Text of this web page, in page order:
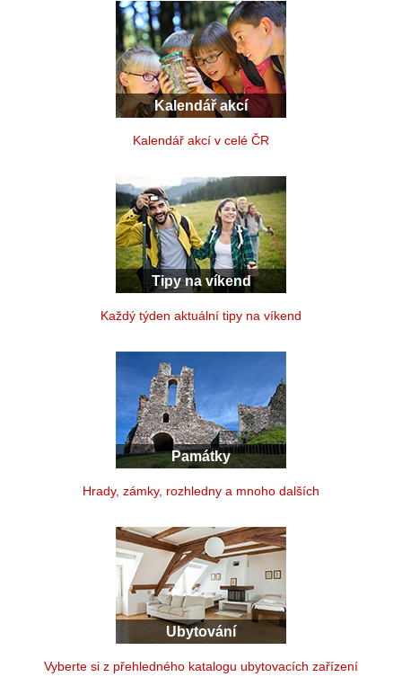
Kalendář akcí
Kalendář akcí v celé ČR
Tipy na víkend
Každý týden aktuální tipy na víkend
Památky
Hrady, zámky, rozhledny a mnoho dalších
Ubytování
Vyberte si z přehledného katalogu ubytovacích zařízení